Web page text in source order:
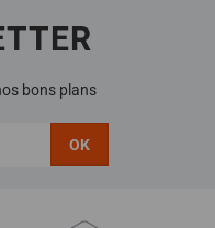
bons plans
OK